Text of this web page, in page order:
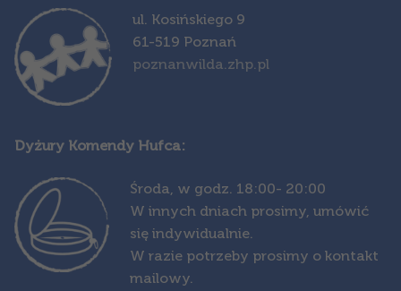
ul. Kosińskiego 9
61-519 Poznań
poznanwilda.zhp.pl
Dyżury Komendy Hufca:
Środa, w godz. 18:00- 20:00
W innych dniach prosimy, umówić
się indywidualnie.
W razie potrzeby prosimy o kontakt
mailowy.